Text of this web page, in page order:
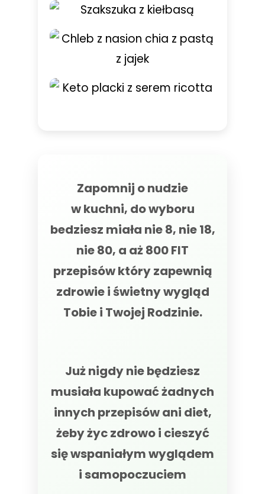
Zapomnij o nudzie
w kuchni, do wyboru
bedziesz miała nie 8, nie 18,
nie 80, a aż 800 FIT
przepisów który zapewnią
zdrowie i świetny wygląd
Tobie i Twojej Rodzinie.
Już nigdy nie będziesz
musiała kupować żadnych
innych przepisów ani diet,
żeby życ zdrowo i cieszyć
się wspaniałym wyglądem
i samopoczuciem